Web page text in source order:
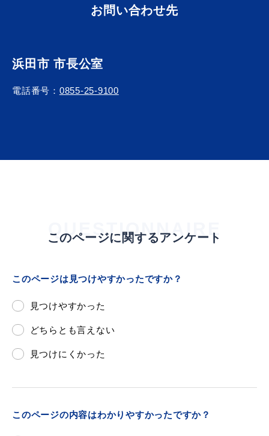
公共施設
気象情報リンク集
ごみ分別早見表
目的別の
窓口案内
お問い合わせ先
浜田市 市長公室
電話番号： 0855-25-9100
QUESTIONNAIRE
このページに関するアンケート
このページは見つけやすかったですか？
見つけやすかった
どちらとも言えない
見つけにくかった
このページの内容はわかりやすかったですか？